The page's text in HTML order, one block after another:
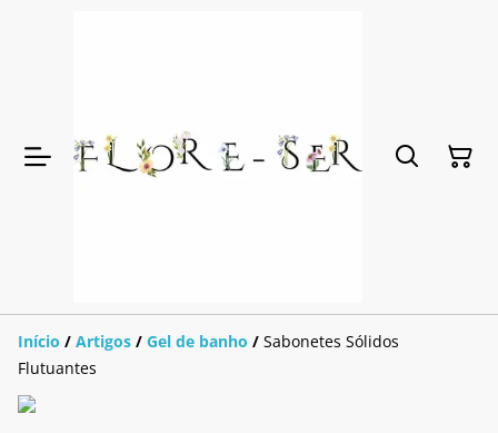
Início / Artigos / Gel de banho / Sabonetes Sólidos
Flutuantes